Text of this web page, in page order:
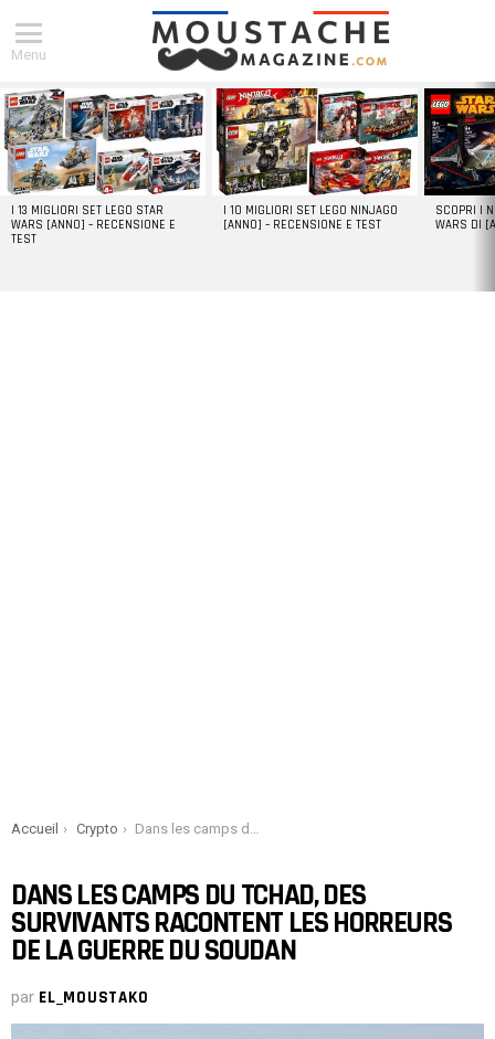
Menu
DERNIERS
ARTICLES
I 13 MIGLIORI SET LEGO STAR
WARS [ANNO] – RECENSIONE E
TEST
I 10 MIGLIORI SET LEGO NINJAGO
[ANNO] – RECENSIONE E TEST
SCOPRI I
WARS DI
You are here:
Accueil Crypto Dans les camps du Tchad, des survivants racontent les horreurs de la guerre du Soudan
DANS LES CAMPS DU TCHAD, DES
SURVIVANTS RACONTENT LES HORREURS
DE LA GUERRE DU SOUDAN
par EL_MOUSTAKO